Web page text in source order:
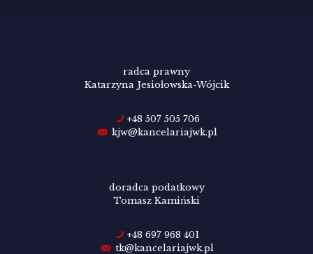
radca prawny
Katarzyna Jesiołowska-Wójcik
+48 507 505 706
kjw@kancelariajwk.pl
doradca podatkowy
Tomasz Kamiński
+48 697 968 401
tk@kancelariajwk.pl